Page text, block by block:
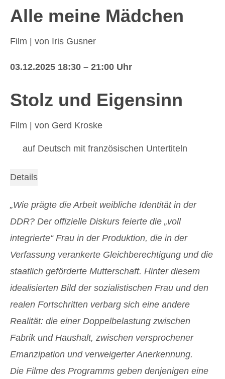
Alle meine Mädchen
Film | von Iris Gusner
03.12.2025 18:30 – 21:00 Uhr
Stolz und Eigensinn
Film | von Gerd Kroske
auf Deutsch mit französischen Untertiteln
Details
„Wie prägte die Arbeit weibliche Identität in der
DDR? Der offizielle Diskurs feierte die „voll
integrierte“ Frau in der Produktion, die in der
Verfassung verankerte Gleichberechtigung und die
staatlich geförderte Mutterschaft. Hinter diesem
idealisierten Bild der sozialistischen Frau und den
realen Fortschritten verbarg sich eine andere
Realität: die einer Doppelbelastung zwischen
Fabrik und Haushalt, zwischen versprochener
Emanzipation und verweigerter Anerkennung.
Die Filme des Programms geben denjenigen eine